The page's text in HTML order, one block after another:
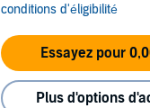
conditions d'éligibilité
Essayez pour
Plus d'options